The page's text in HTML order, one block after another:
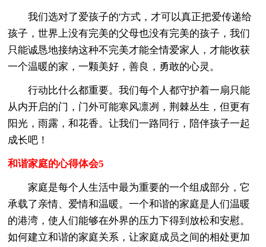
我们选对了爱孩子的'方式，才可以真正把爱传递给
孩子，世界上没有完美的父母也没有完美的孩子，我们
只能诚恳地接纳这种不完美才能全情爱家人，才能收获
一个温暖的家，一颗美好，善良，勇敢的心灵。
行动比什么都重要。我们每个人都守护着一扇只能
从内开启的门，门外可能寒风凛冽，荆棘丛生，但更有
阳光，雨露，和花香。让我们一路同行，陪伴孩子一起
成长吧！
和谐家庭的心得体会5
家庭是每个人生活中最为重要的一个组成部分，它
承载了亲情、爱情和温暖。一个和谐的家庭是人们温暖
的港湾，使人们能够在外界的压力下得到放松和安慰。
如何建立和谐的家庭关系，让家庭成员之间的相处更加